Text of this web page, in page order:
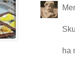
ha